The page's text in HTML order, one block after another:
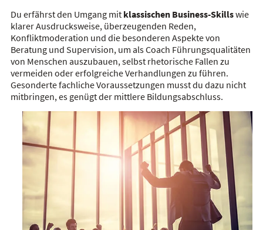
Du erfährst den Umgang mit klassischen Business-Skillswie
klarer Ausdrucksweise, überzeugenden Reden,
Konfliktmoderation und die besonderen Aspekte von
Beratung und Supervision, um als Coach Führungsqualitäten
von Menschen auszubauen, selbst rhetorische Fallen zu
vermeiden oder erfolgreiche Verhandlungen zu führen.
Gesonderte fachliche Voraussetzungen musst du dazu nicht
mitbringen, es genügt der mittlere Bildungsabschluss.